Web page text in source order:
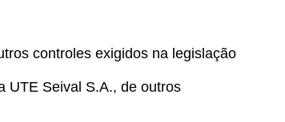
controles exigidos na legislação
UTE Seival S.A., de outros